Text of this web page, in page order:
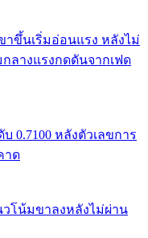
าขึ้นเริ่มอ่อนแรง หลังไม่
ลางแรงกดดันจากเฟด
0.7100 หลังตัวเลขการ
าด
โน้มขาลงหลังไม่ผ่าน